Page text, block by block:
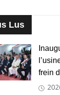
Lus
frein